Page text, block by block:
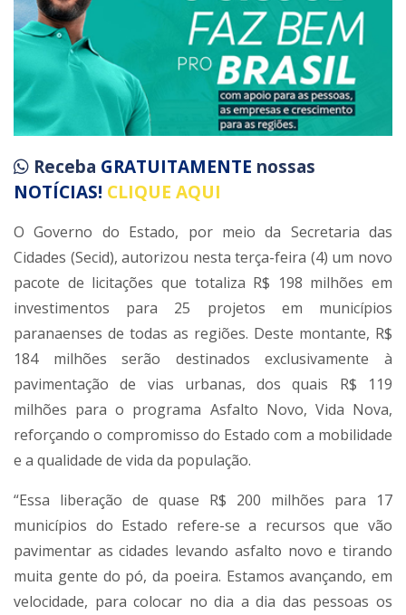
Receba GRATUITAMENTE nossas
NOTÍCIAS! CLIQUE AQUI
O Governo do Estado, por meio da Secretaria das
Cidades (Secid), autorizou nesta terça-feira (4) um novo
pacote de licitações que totaliza R$ 198 milhões em
investimentos para 25 projetos em municípios
paranaenses de todas as regiões. Deste montante, R$
184 milhões serão destinados exclusivamente à
pavimentação de vias urbanas, dos quais R$ 119
milhões para o programa Asfalto Novo, Vida Nova,
reforçando o compromisso do Estado com a mobilidade
e a qualidade de vida da população.
“Essa liberação de quase R$ 200 milhões para 17
municípios do Estado refere-se a recursos que vão
pavimentar as cidades levando asfalto novo e tirando
muita gente do pó, da poeira. Estamos avançando, em
velocidade, para colocar no dia a dia das pessoas os